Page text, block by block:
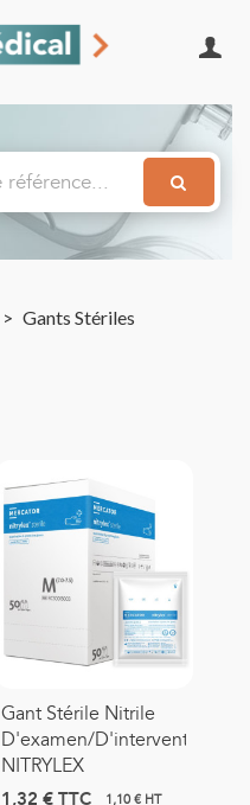
> Gants Stériles
Gant Stérile Nitrile
D'examen/d'intervention
NITRYLEX
1,32 €TTC 1,10 € HT